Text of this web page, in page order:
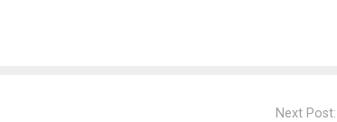
Next Post: